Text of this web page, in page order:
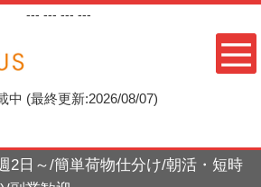
--- --- --- ---
中 (最終更新:2026/08/07)
2日～/簡単荷物仕分け/朝活・短時